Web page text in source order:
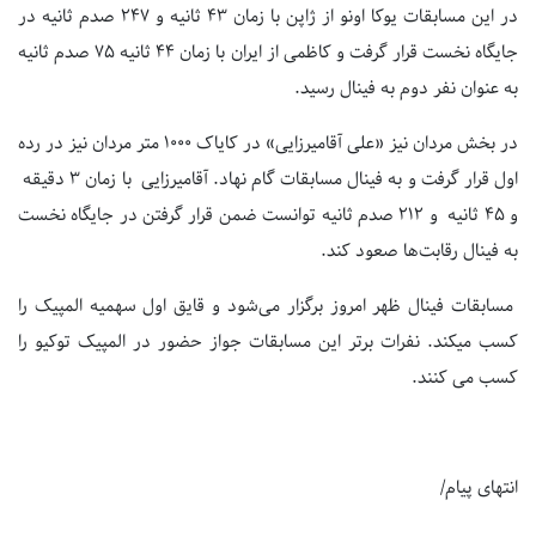
در این مسابقات یوکا اونو از ژاپن با زمان ۴۳ ثانیه و ۲۴۷ صدم ثانیه در
جایگاه نخست قرار گرفت و کاظمی از ایران با زمان ۴۴ ثانیه ۷۵ صدم ثانیه
به عنوان نفر دوم به فینال رسید.
در بخش مردان نیز «علی آقامیرزایی» در کایاک ۱۰۰۰ متر مردان نیز در رده
اول قرار گرفت و به فینال مسابقات گام نهاد. آقامیرزایی با زمان ۳ دقیقه
و ۴۵ ثانیه و ۲۱۲ صدم ثانیه توانست ضمن قرار گرفتن در جایگاه نخست
به فینال رقابت‌ها صعود کند.
مسابقات فینال ظهر امروز برگزار می‌شود و قایق اول سهمیه المپیک را
کسب میکند. نفرات برتر این مسابقات جواز حضور در المپیک توکیو را
کسب می کنند.
انتهای پیام/